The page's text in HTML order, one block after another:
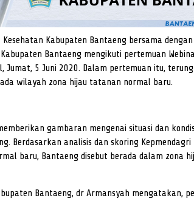
Kesehatan Kabupaten Bantaeng bersama
Bantaeng mengikuti pertemuan
Jumat, 5 Juni 2020. Dalam pertemuan itu,
wilayah zona hijau tatanan normal baru.
gambaran mengenai situasi dan
Berdasarkan analisis dan skoring
baru, Bantaeng disebut berada dalam zona
Bantaeng, dr Armansyah mengatakan,